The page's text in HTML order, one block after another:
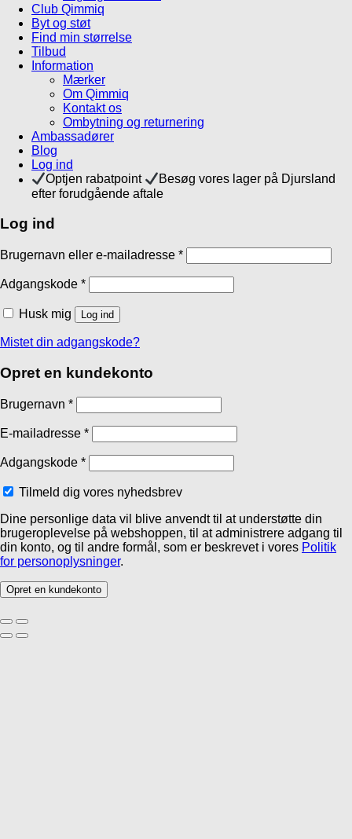
Club Qimmiq
Byt og støt
Find min størrelse
Tilbud
Information
Mærker
Om Qimmiq
Kontakt os
Ombytning og returnering
Ambassadører
Blog
Log ind
Optjen rabatpoint
Besøg vores lager på Djursland
efter forudgående aftale
Log ind
Brugernavn eller e-mailadresse *
Adgangskode *
Husk mig Log ind
Mistet din adgangskode?
Opret en kundekonto
Brugernavn *
E-mailadresse *
Adgangskode *
Tilmeld dig vores nyhedsbrev
Dine personlige data vil blive anvendt til at understøtte din
brugeroplevelse på webshoppen, til at administrere adgang til
din konto, og til andre formål, som er beskrevet i vores Politik
for personoplysninger.
Opret en kundekonto